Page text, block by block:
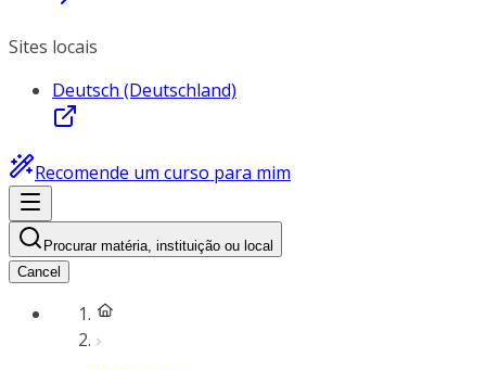
Sites locais
Deutsch (Deutschland)
Recomende um curso para mim
Procurar matéria, instituição ou local
Cancel